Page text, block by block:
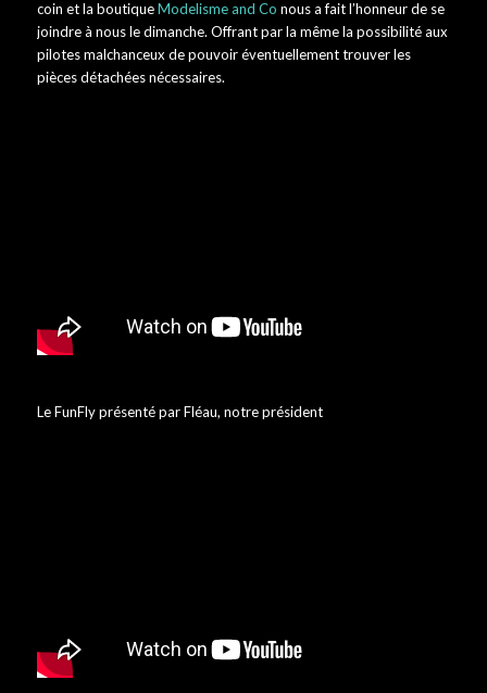
coin et la boutiqueModelisme and Co nous a fait l’honneur de se
joindre à nous le dimanche. Offrant par la même la possibilité aux
pilotes malchanceux de pouvoir éventuellement trouver les
pièces détachées nécessaires.
Le FunFly présenté par Fléau, notre président